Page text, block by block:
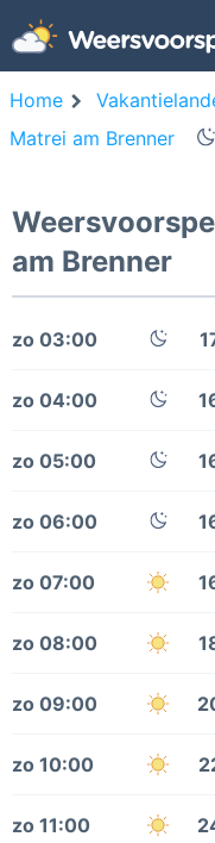
Home
Matrei am Brenner
am Brenner
zo 03:00
zo 04:00
zo 05:00
zo 06:00
zo 07:00
zo 08:00
zo 09:00
zo 10:00
zo 11:00